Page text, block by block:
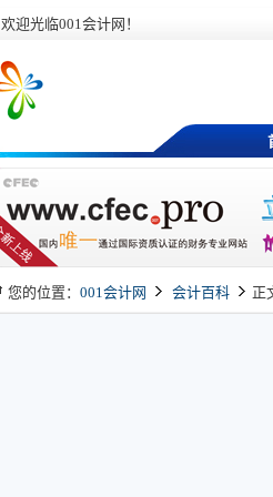
欢迎光临001会计网！
您的位置： 001会计网 会计百科 正